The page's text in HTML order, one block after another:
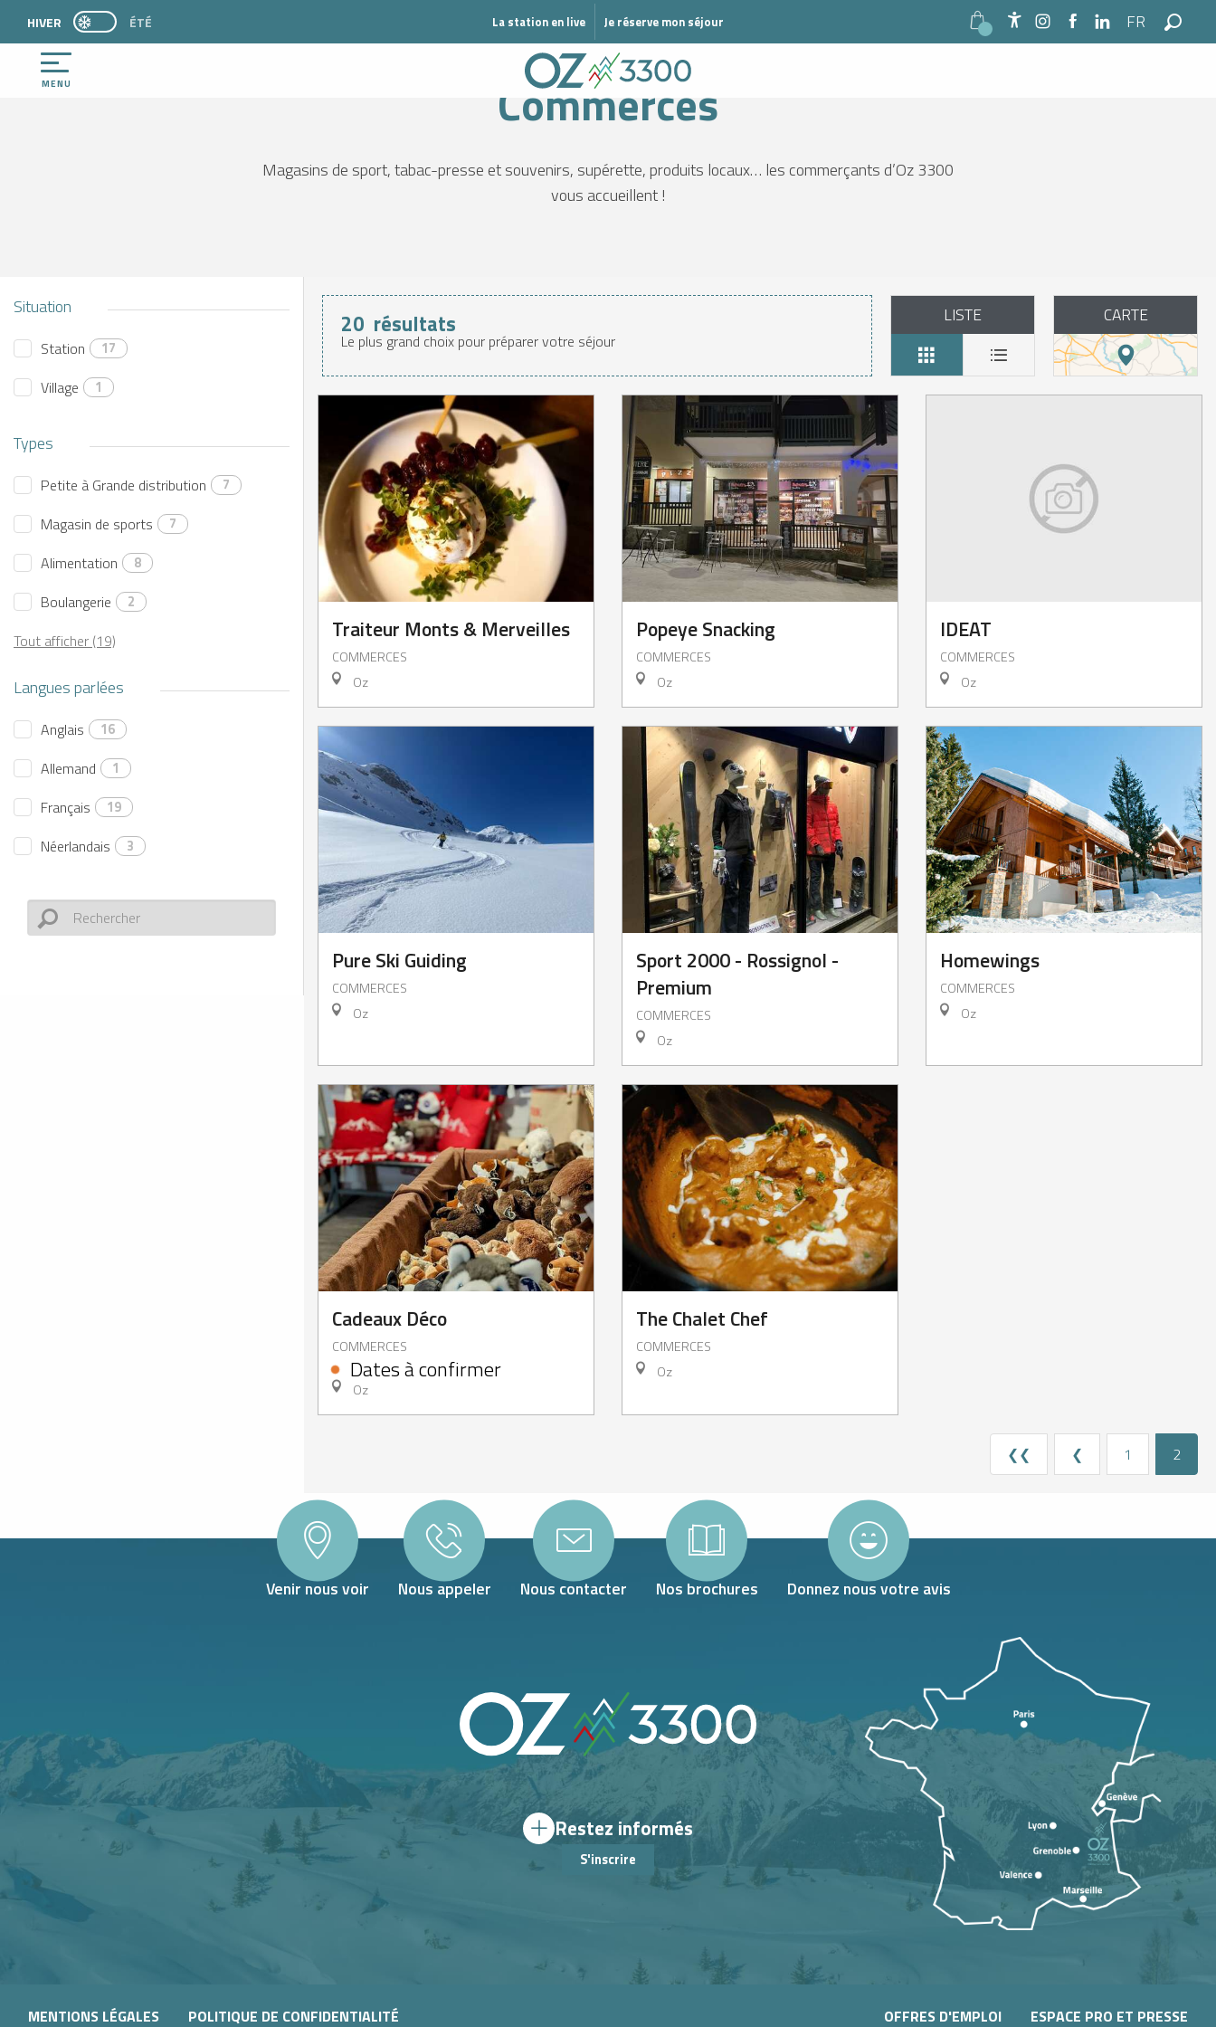
contenu
principal
Accessibilité
PAGE D’ACCUEIL ACTUELLE HIVER : PASSER EN MODE ÉTÉ
HIVER PAGE D’ACCUEIL ACTUELLE HIVER : PASSER EN MODE ÉTÉ
ÉTÉ La station en live Je réserve mon séjour FR
MENU
Bienvenue Au quotidien Commerces
Commerces
Magasins de sport, tabac-presse et souvenirs, supérette, produits locaux… les commerçants d’Oz 3300
vous accueillent !
Situation
Station 17
Village 1
Types
Petite à Grande distribution 7
Magasin de sports 7
Alimentation 8
Boulangerie 2
Tout afficher (19)
Langues parlées
Anglais 16
Allemand 1
Français 19
Néerlandais 3
20 résultats
Le plus grand choix pour préparer votre séjour
LISTE CARTE
Traiteur Monts & Merveilles
COMMERCES
Oz
Popeye Snacking
COMMERCES
Oz
IDEAT
COMMERCES
Oz
Pure Ski Guiding
COMMERCES
Oz
Sport 2000 - Rossignol -
Premium
COMMERCES
Oz
Homewings
COMMERCES
Oz
Cadeaux Déco
COMMERCES
Dates à confirmer
Oz
The Chalet Chef
COMMERCES
Oz
❮❮ ❮ 1 2
Venir nous voir Nous appeler Nous contacter Nos brochures Donnez nous votre avis
Restez informés
S'inscrire
MENTIONS LÉGALES POLITIQUE DE CONFIDENTIALITÉ OFFRES D'EMPLOI ESPACE PRO ET PRESSE